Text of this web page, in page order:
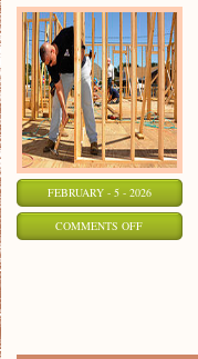
FEBRUARY - 5 - 2026
COMMENTS OFFON